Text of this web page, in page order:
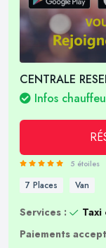
CENTRALE
Infos
5 étoiles
7 Places Van
Services :
Taxi
Paiements